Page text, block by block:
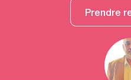
Prendre